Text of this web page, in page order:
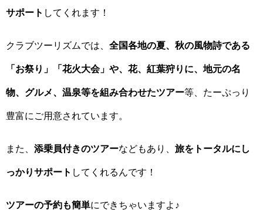
サポート してくれます！
クラブツーリズムでは、 全国各地の夏、秋の風物詩である
「お祭り」「花火大会」や、花、紅葉狩りに、地元の名
物、グルメ、温泉等を組み合わせたツアー等、たーぷっり
豊富にご用意されています。
また、 添乗員付きのツアーなどもあり、 旅をトータルにし
っかりサポート してくれるんです！
ツアーの予約も簡単にできちゃいますよ♪